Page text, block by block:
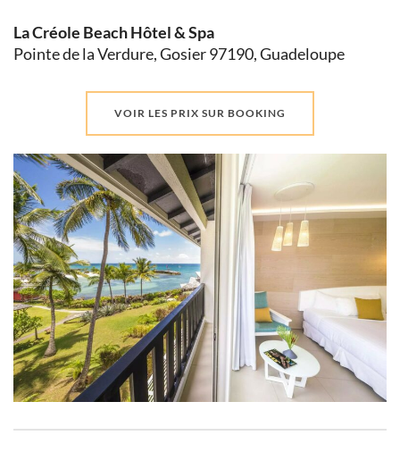
La Créole Beach Hôtel & Spa
Pointe de la Verdure, Gosier 97190, Guadeloupe
VOIR LES PRIX SUR BOOKING